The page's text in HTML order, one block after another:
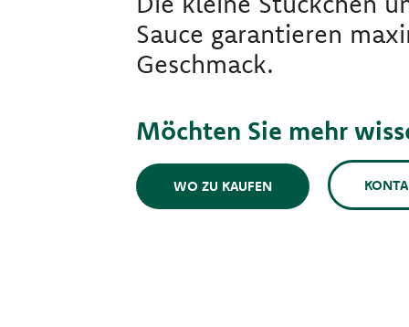
Sauce garantieren
Geschmack.
Möchten Sie mehr
WO ZU KAUFEN